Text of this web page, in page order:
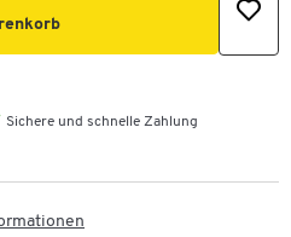
Sichere und schnelle Zahlung